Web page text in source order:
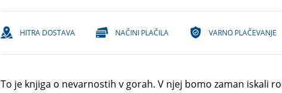
HITRA DOSTAVA NAČINI PLAČILA VARNO PLAČEVANJE
To je knjiga o nevarnostih v gorah. V njej bomo zaman iskali